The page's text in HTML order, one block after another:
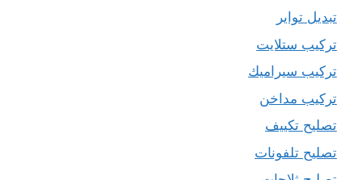
تبديل تواير
تركيب ستلايت
تركيب سيراميك
تركيب مداخن
تصليح تكييف
تصليح تلفونات